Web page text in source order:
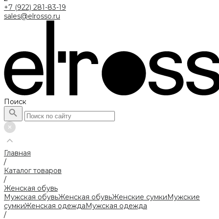
+7 (922) 281-83-19
sales@elrosso.ru
Поиск
Главная
/
Каталог товаров
/
Женская обувь
Мужская обувьЖенская обувьЖенские сумкиМужские
сумкиЖенская одеждаМужская одежда
/